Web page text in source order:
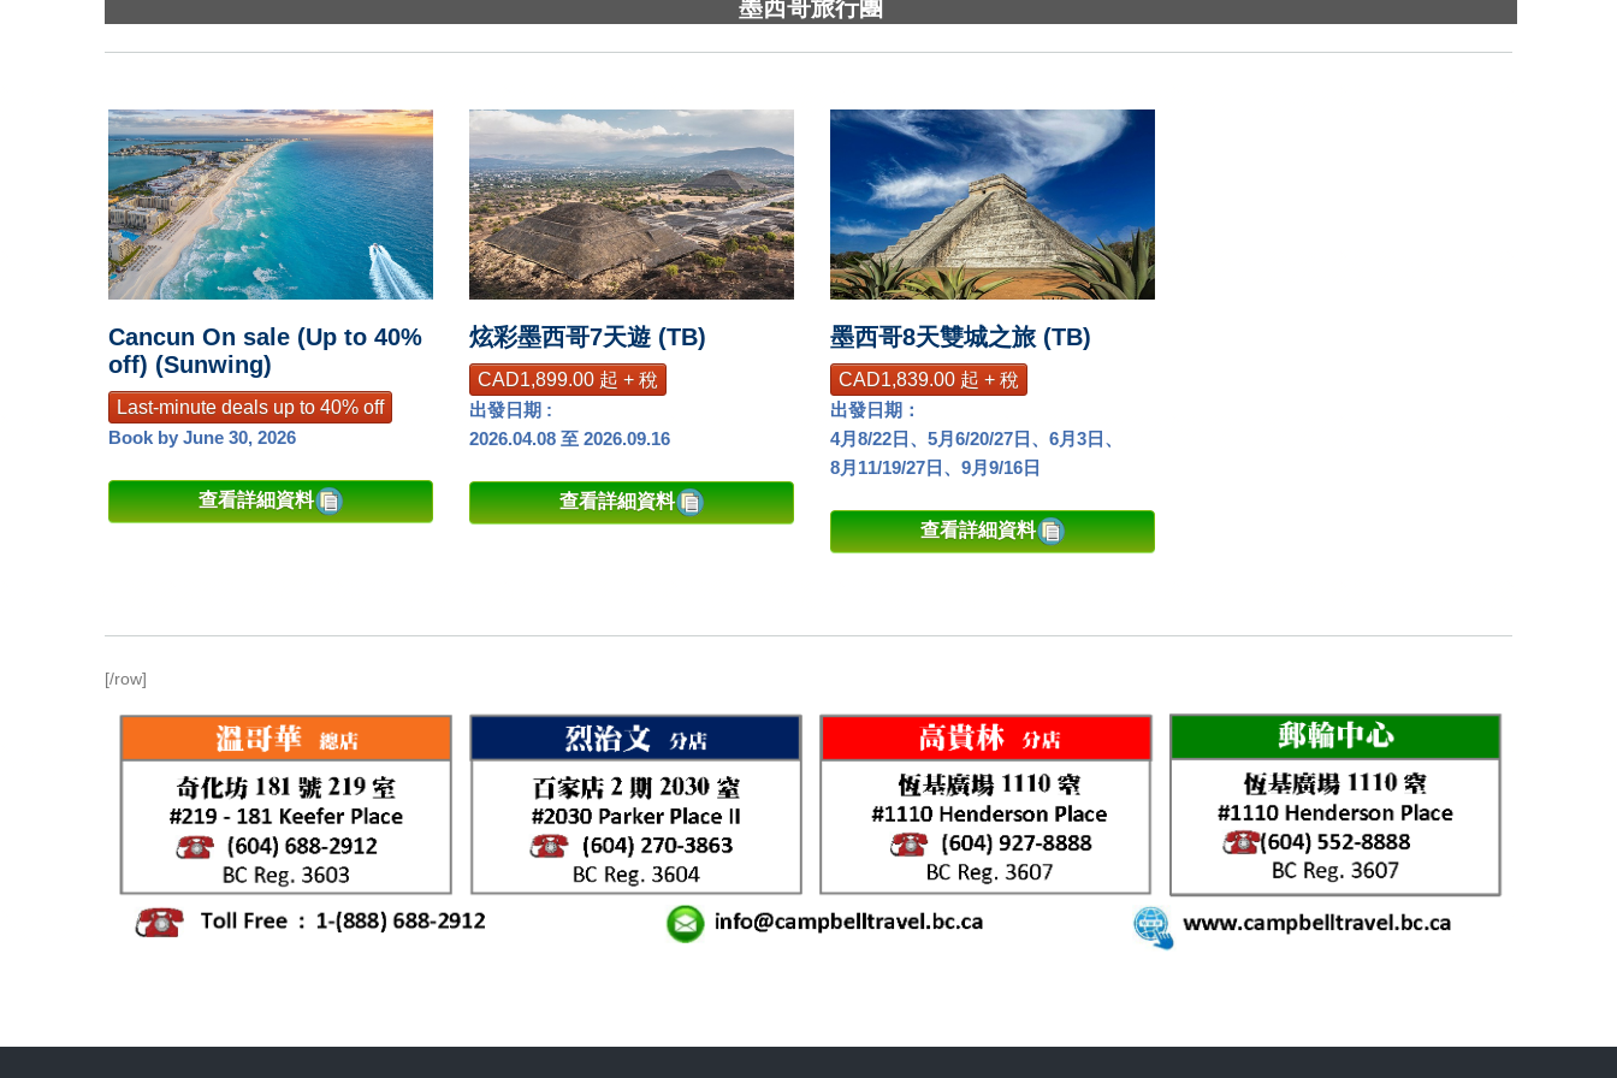
Cancun On sale (Up to 40%
off) (Sunwing)
Last-minute deals up to 40% off
Book by June 30, 2026
查看詳細資料
炫彩墨西哥7天遊 (TB)
CAD1,899.00 起 + 稅
出發日期 :
2026.04.08 至 2026.09.16
查看詳細資料
墨西哥8天雙城之旅 (TB)
CAD1,839.00 起 + 稅
出發日期：
4月8/22日、5月6/20/27日、6月3日、
8月11/19/27日、9月9/16日
查看詳細資料
[/row]